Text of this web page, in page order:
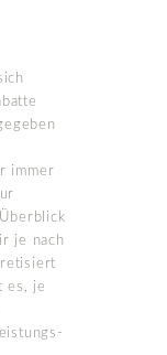
immer
je nach
es, je